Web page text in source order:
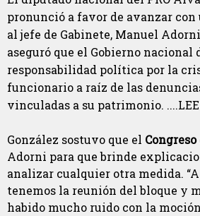
pronunció a favor de avanzar
al jefe de Gabinete, Manuel
aseguró que el Gobierno nacional
responsabilidad política por la
funcionario a raíz de las
vinculadas a su patrimonio.
González sostuvo que el Congreso
Adorni para que brinde
analizar cualquier otra medida. “A
tenemos la reunión del bloque y
habido mucho ruido con la